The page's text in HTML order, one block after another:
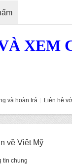
XEM
và hoàn trả Liên hệ
về Việt Mỹ
tin chung